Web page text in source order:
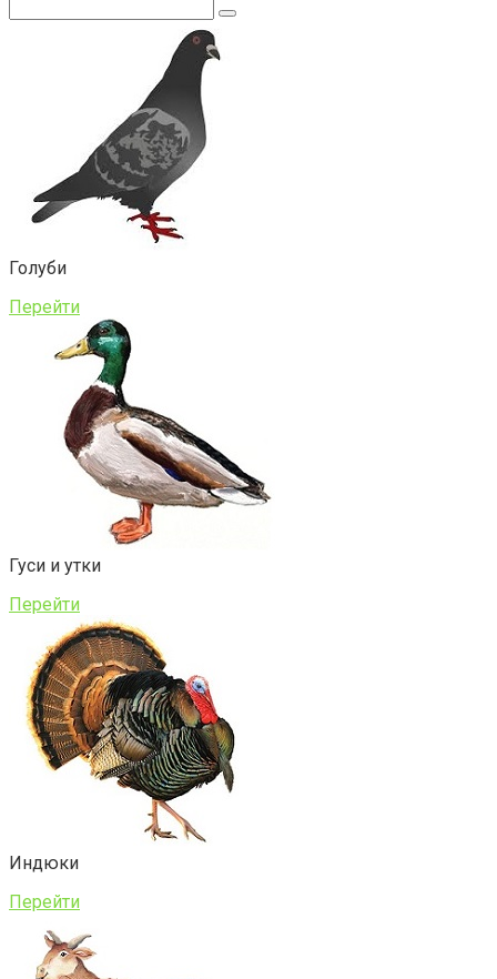
Голуби
Перейти
Гуси и утки
Перейти
Индюки
Перейти